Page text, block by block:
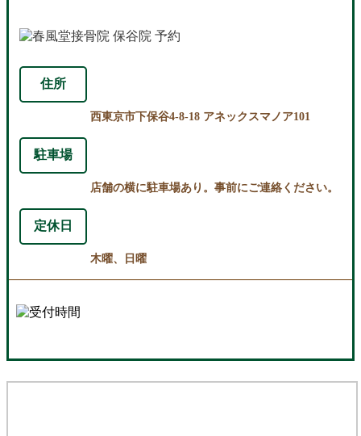
住所
西東京市下保谷4-8-18 アネックスマノア101
駐車場
店舗の横に駐車場あり。事前にご連絡ください。
定休日
木曜、日曜